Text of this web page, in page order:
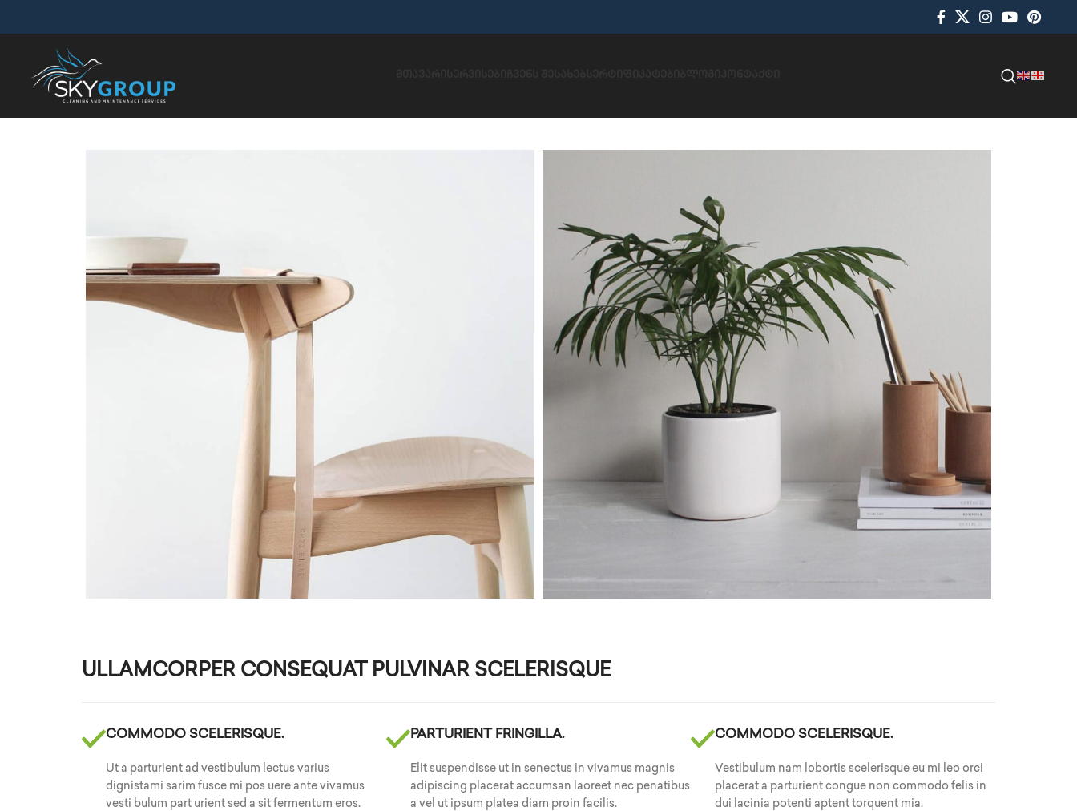
ULLAMCORPER CONSEQUAT PULVINAR SCELERISQUE
COMMODO SCELERISQUE.
Ut a parturient ad vestibulum lectus varius
dignistami sarim fusce mi pos uere ante vivamus
vesti bulum part urient sed a sit fermentum eros.
PARTURIENT FRINGILLA.
Elit suspendisse ut in senectus in vivamus magnis
adipiscing placerat accumsan laoreet nec penatibus
a vel ut ipsum platea diam proin facilis.
COMMODO SCELERISQUE.
Vestibulum nam lobortis scelerisque eu mi leo orci
placerat a parturient congue non commodo felis in
dui lacinia potenti aptent torquent mia.